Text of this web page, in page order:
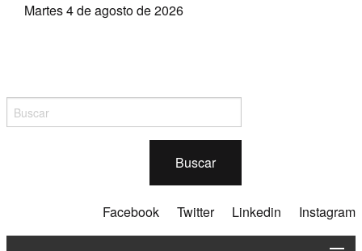
Martes 4 de agosto de 2026
Buscar
Facebook Twitter Linkedin Instagram